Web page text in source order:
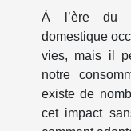
À l’ère du
domestique
vies, mais il
notre
existe de
cet impact